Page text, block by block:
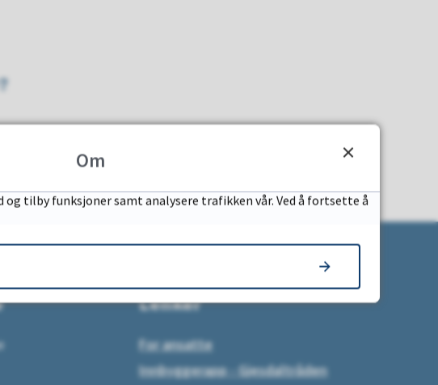
Lenker
For ansatte
Innbyggerapp - Gjesdaltråden
Om
tilby funksjoner samt analysere trafikken vår. Ved å fortsette å